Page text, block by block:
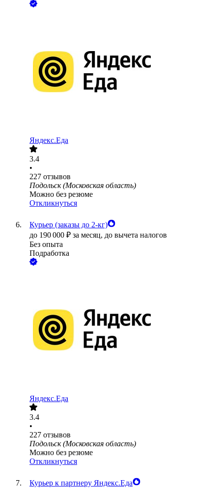
Яндекс.Еда
3.4
•
227 отзывов
Подольск (Московская область)
Можно без резюме
Откликнуться
Курьер (заказы до 2-кг)
до 190 000 ₽ за месяц, до вычета налогов
Без опыта
Подработка
Яндекс.Еда
3.4
•
227 отзывов
Подольск (Московская область)
Можно без резюме
Откликнуться
Курьер к партнеру Яндекс.Еда